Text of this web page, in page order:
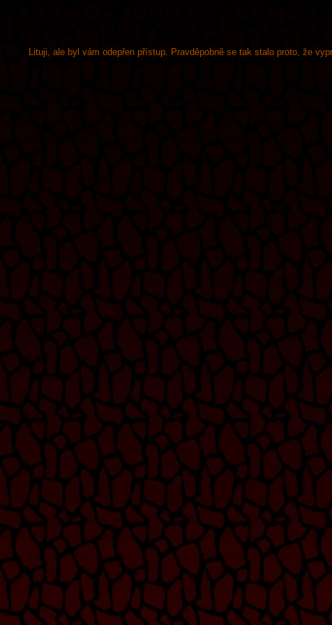
Lituji, ale byl vám odepřen přístup. Pravděpobně se tak stalo proto, že